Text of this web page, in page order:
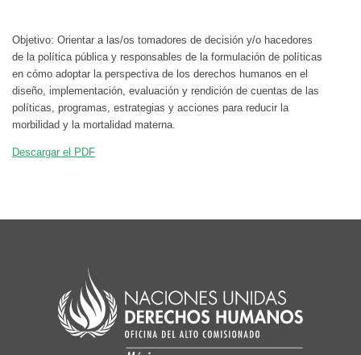
Objetivo: Orientar a las/os tomadores de decisión y/o hacedores
de la política pública y responsables de la formulación de políticas
en cómo adoptar la perspectiva de los derechos humanos en el
diseño, implementación, evaluación y rendición de cuentas de las
políticas, programas, estrategias y acciones para reducir la
morbilidad y la mortalidad materna.
Descargar el PDF